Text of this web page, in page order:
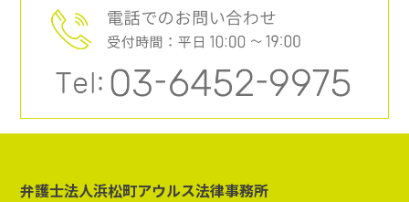
弁護士法人浜松町アウルス法律事務所